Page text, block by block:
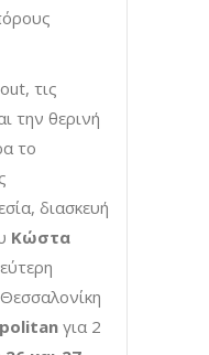
τις
την θερινή
το
διασκευή
Κώστα
για 2